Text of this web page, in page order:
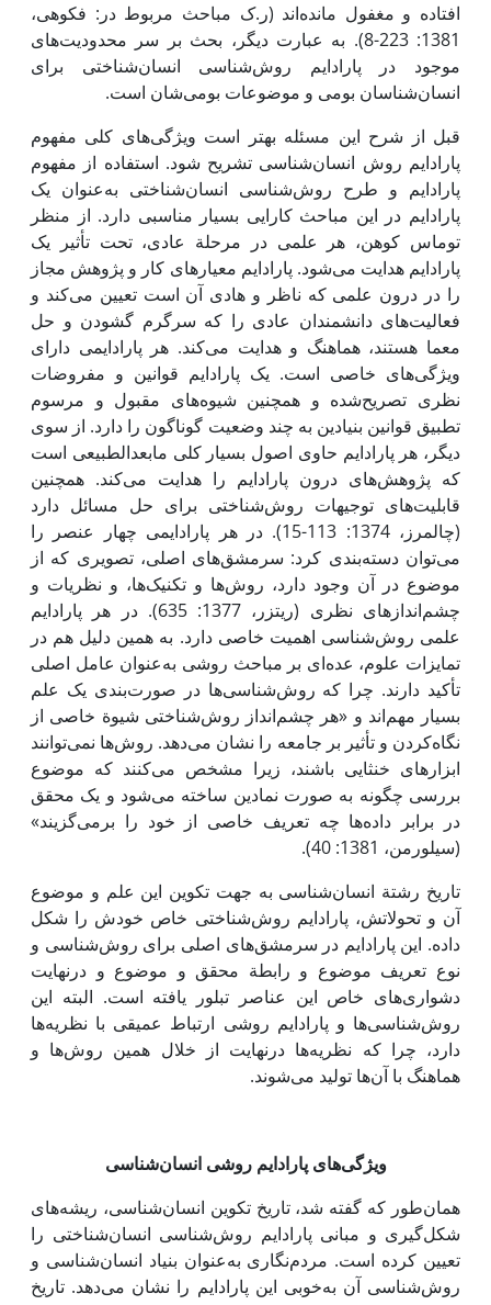
افتاده و مغفول مانده‌اند (ر.ک مباحث مربوط در: فکوهی،
1381: 223-8). به عبارت دیگر، بحث بر سر محدودیت‌های
موجود در پارادایم روش‌شناسی انسان‌شناختی برای
انسان‌شناسان بومی‌ و موضوعات بومی‌شان است.
قبل از شرح ‌این مسئله بهتر است ویژگی‌های کلی مفهوم
پارادایم روش انسان‌شناسی تشریح شود. استفاده از مفهوم
پارادایم و طرح روش‌شناسی انسان‌شناختی به‌عنوان یک
پارادایم در ‌این مباحث کارایی بسیار مناسبی دارد. از منظر
توماس کوهن، هر علمی‌ در مرحلة عادی، تحت تأثیر یک
پارادایم هدایت می‌شود. پارادایم معیارهای کار و پژوهش مجاز
را در درون علمی ‌که ناظر و ‌هادی آن است تعیین می‌کند و
فعالیت‌های دانشمندان عادی را که سرگرم گشودن و حل
معما هستند، هماهنگ و هدایت می‌کند. هر پارادایمی ‌دارای
ویژگی‌های خاصی است. یک پارادایم قوانین و مفروضات
نظری تصریح‌شده و همچنین شیوه‌های مقبول و مرسوم
تطبیق قوانین بنیادین به چند وضعیت گوناگون را دارد. از سوی
دیگر، هر پارادایم حاوی اصول بسیار کلی مابعدالطبیعی است
که پژوهش‌های درون پارادایم را هدایت می‌کند. همچنین
قابلیت‌های توجیهات روش‌شناختی برای حل مسائل دارد
(چالمرز، 1374: 113-15). در هر پارادایمی ‌چهار عنصر را
می‌توان دسته‌بندی کرد: سرمشق‌های اصلی، تصویری که از
موضوع در آن وجود دارد، روش‌ها و تکنیک‌ها، و نظریات و
چشم‌اندازهای نظری (ریتزر، 1377: 635). در هر پارادایم
علمی‌ روش‌شناسی اهمیت خاصی دارد. به همین دلیل هم در
تمایزات علوم، عده‌ای بر مباحث روشی به‌عنوان عامل اصلی
تأکید دارند. چرا که روش‌شناسی‌ها در صورت‌بندی یک علم
بسیار مهم‌اند و «هر چشم‌انداز روش‌شناختی شیوة خاصی از
نگاه‌کردن و تأثیر بر جامعه را نشان می‌دهد. روش‌ها نمی‌توانند
ابزارهای خنثایی باشند، زیرا مشخص می‌کنند که موضوع
بررسی چگونه به صورت نمادین ساخته‌ می‌شود و یک محقق
در برابر داده‌ها چه تعریف خاصی از خود را برمی‌گزیند»
(سیلورمن، 1381: 40).
تاریخ رشتة انسان‌شناسی به جهت تکوین ‌این علم و موضوع
آن و تحولاتش، پارادایم روش‌شناختی خاص خودش را شکل
داده. ‌این پارادایم در سرمشق‌های اصلی برای روش‌شناسی و
نوع تعریف موضوع و رابطة محقق و موضوع و درنهایت
دشواری‌‌های خاص‌ این عناصر تبلور یافته است. البته ‌این
روش‌شناسی‌ها و پارادایم روشی ارتباط عمیقی با نظریه‌ها
دارد، چرا که نظریه‌ها درنهایت از خلال همین روش‌ها و
هماهنگ با آن‌ها تولید می‌شوند.
ویژگی‌های پارادایم روشی انسان‌شناسی
همان‌طور که گفته شد، تاریخ تکوین انسان‌شناسی، ریشه‌های
شکل‌گیری و مبانی پارادایم روش‌شناسی انسان‌شناختی را
تعیین کرده است. مردم‌نگاری به‌عنوان بنیاد انسان‌شناسی و
روش‌شناسی آن به‌خوبی ‌این پارادایم را نشان می‌دهد. تاریخ